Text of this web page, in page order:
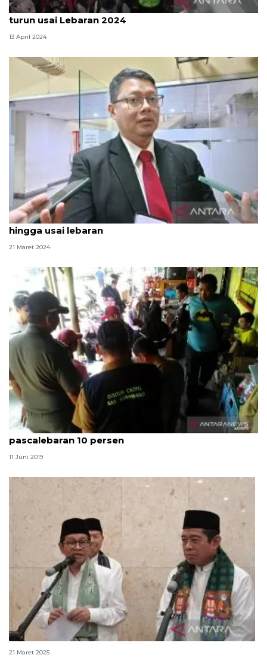
Jumlah pendatang baru di Jakarta diperkirakan
turun usai Lebaran 2024
13 April 2024
DKI tunda penonaktifan NIK warga di luar daerah
hingga usai lebaran
21 Maret 2024
Disdukcapil: Penambahan penduduk Karawang
pascalebaran 10 persen
11 Juni 2019
Pramono larang operasi yustisi usai mudik Lebaran
21 Maret 2025